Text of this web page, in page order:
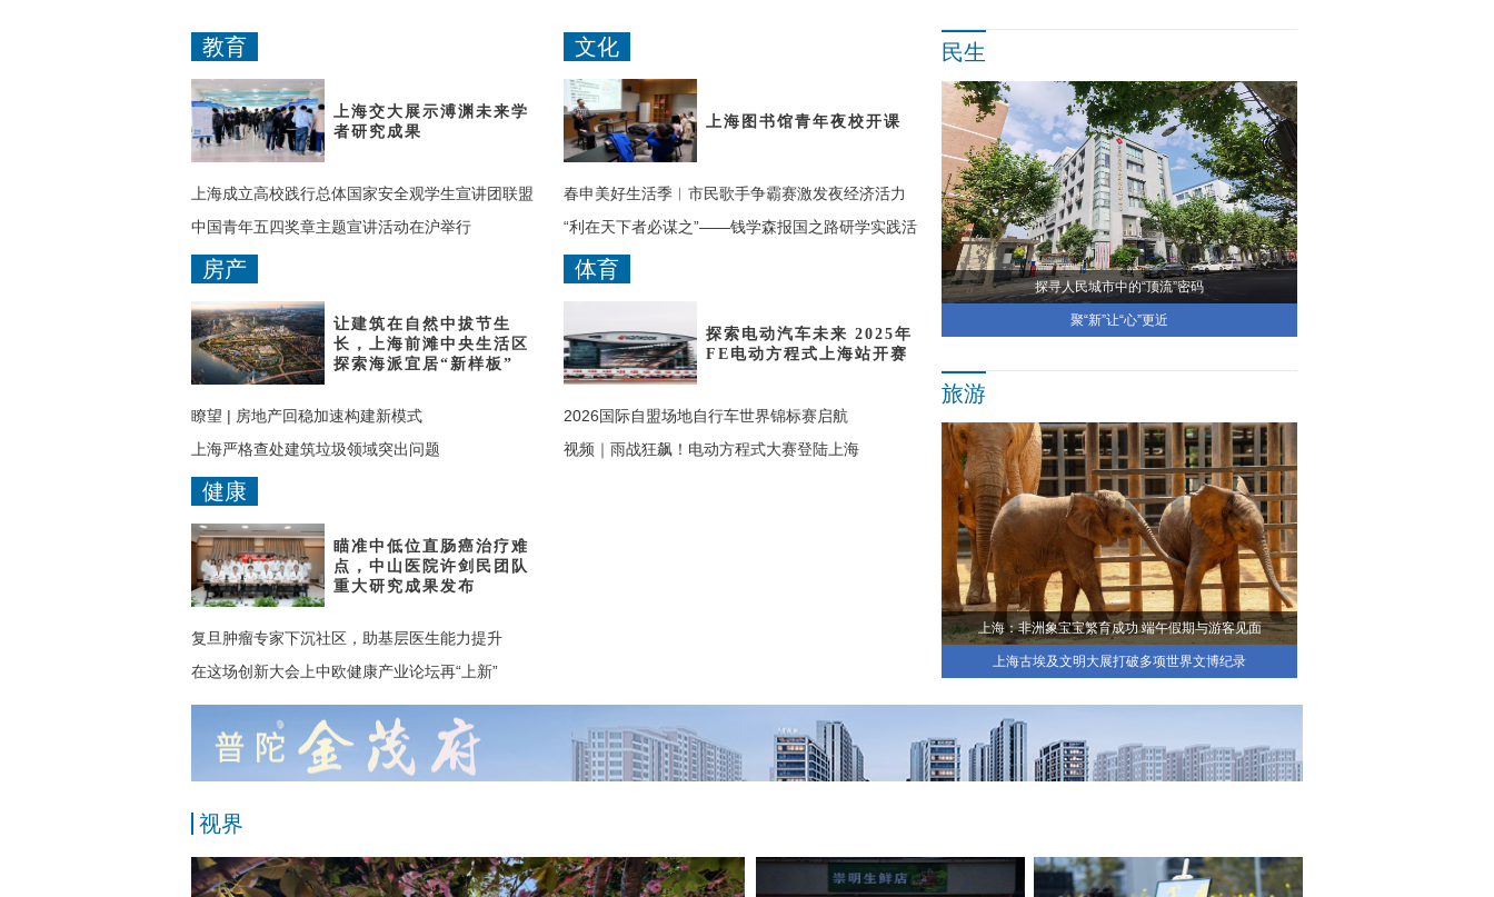
教育
上海交大展示溥渊未来学
者研究成果
上海成立高校践行总体国家安全观学生宣讲团联盟
中国青年五四奖章主题宣讲活动在沪举行
文化
上海图书馆青年夜校开课
春申美好生活季︱市民歌手争霸赛激发夜经济活力
“利在天下者必谋之”——钱学森报国之路研学实践活
动在沪举行
房产
让建筑在自然中拔节生
长，上海前滩中央生活区
探索海派宜居“新样板”
瞭望 | 房地产回稳加速构建新模式
上海严格查处建筑垃圾领域突出问题
体育
探索电动汽车未来 2025年
FE电动方程式上海站开赛
2026国际自盟场地自行车世界锦标赛启航
视频｜雨战狂飙！电动方程式大赛登陆上海
健康
瞄准中低位直肠癌治疗难
点，中山医院许剑民团队
重大研究成果发布
复旦肿瘤专家下沉社区，助基层医生能力提升
在这场创新大会上中欧健康产业论坛再“上新”
民生
探寻人民城市中的“顶流”密码
聚“新”让“心”更近
旅游
上海：非洲象宝宝繁育成功 端午假期与游客见面
上海古埃及文明大展打破多项世界文博纪录
视界